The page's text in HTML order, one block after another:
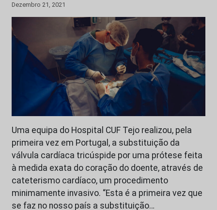
Dezembro 21, 2021
Uma equipa do Hospital CUF Tejo realizou, pela
primeira vez em Portugal, a substituição da
válvula cardíaca tricúspide por uma prótese feita
à medida exata do coração do doente, através de
cateterismo cardíaco, um procedimento
minimamente invasivo. “Esta é a primeira vez que
se faz no nosso país a substituição…